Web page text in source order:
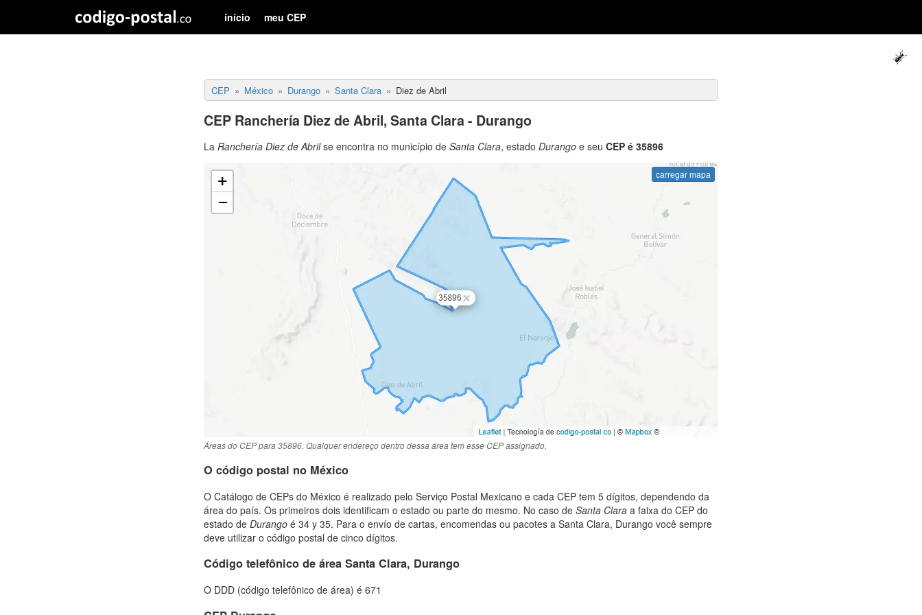
início meu CEP
CEP México Durango Santa Clara Diez de Abril
CEP Ranchería Diez de Abril, Santa Clara - Durango
La Ranchería Diez de Abrilse encontra no município de Santa Clara, estado Durango e seu CEP é 35896
carregar mapa
Áreas do CEP para 35896. Qualquer endereço dentro dessa área tem esse CEP assignado.
O código postal no México
O Catálogo de CEPs do México é realizado pelo Serviço Postal Mexicano e cada CEP tem 5 dígitos, dependendo da
área do país. Os primeiros dois identificam o estado ou parte do mesmo. No caso de Santa Clara a faixa do CEP do
estado de Durango é 34 y 35. Para o envío de cartas, encomendas ou pacotes a Santa Clara, Durango você sempre
deve utilizar o código postal de cinco dígitos.
Código telefônico de área Santa Clara, Durango
O DDD (código telefônico de área) é 671